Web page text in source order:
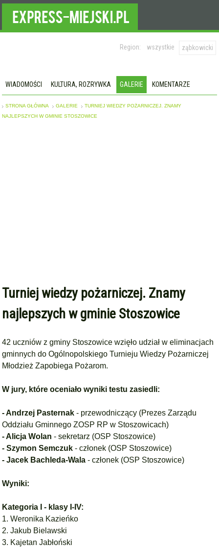
Region: wszystkie ząbkowicki
WIADOMOŚCI KULTURA, ROZRYWKA GALERIE KOMENTARZE
STRONA GŁÓWNA GALERIE
TURNIEJ WIEDZY POŻARNICZEJ. ZNAMY
NAJLEPSZYCH W GMINIE STOSZOWICE
Turniej wiedzy pożarniczej. Znamy
najlepszych w gminie Stoszowice
42 uczniów z gminy Stoszowice wzięło udział w eliminacjach
gminnych do Ogólnopolskiego Turnieju Wiedzy Pożarniczej
Młodzież Zapobiega Pożarom.
W jury, które oceniało wyniki testu zasiedli:
- Andrzej Pasternak - przewodniczący (Prezes Zarządu
Oddziału Gminnego ZOSP RP w Stoszowicach)
- Alicja Wolan - sekretarz (OSP Stoszowice)
- Szymon Semczuk - członek (OSP Stoszowice)
- Jacek Bachleda-Wala - członek (OSP Stoszowice)
Wyniki:
Kategoria I - klasy I-IV:
1. Weronika Kazieńko
2. Jakub Bielawski
3. Kajetan Jabłoński